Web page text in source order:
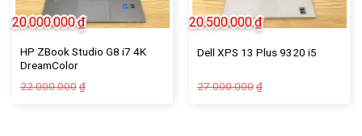
HP ZBook Studio G8 i7 4K
DreamColor
22.000.000 ₫
20.000.000₫
Dell XPS 13 Plus 9320 i5
27.000.000 ₫
20.500.000₫